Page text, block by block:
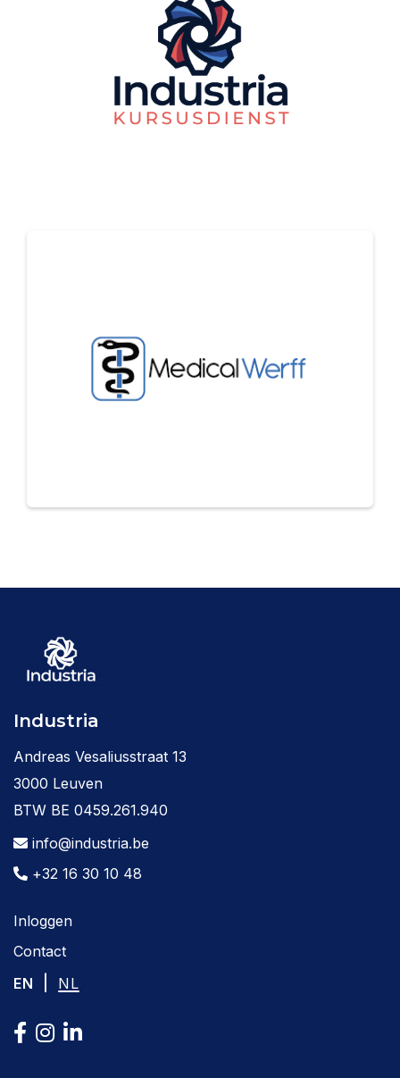
Industria
Andreas Vesaliusstraat 13
3000 Leuven
BTW BE 0459.261.940
info@industria.be
+32 16 30 10 48
Inloggen
Contact
EN
NL